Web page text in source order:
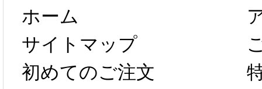
は、2月25日か
らコスプレ制
字半
第二
ホーム
サイトマップ
初めてのご注文